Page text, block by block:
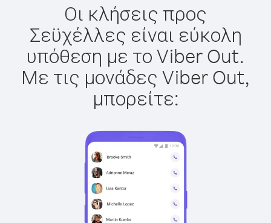
Οι κλήσεις προς
Σεϋχέλλες είναι εύκολη
υπόθεση με το Viber Out.
Με τις μονάδες Viber Out,
μπορείτε: